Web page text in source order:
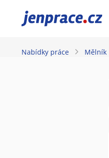
JenPráce.cz
Nabídky práce Mělník